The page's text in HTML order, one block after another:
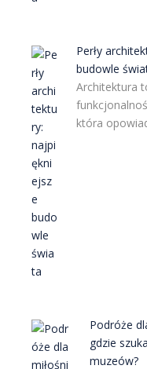
Perły
budowle
Architektura
która
Podróże
gdzie
muzeów?